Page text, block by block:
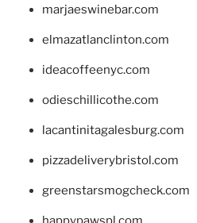
marjaeswinebar.com
elmazatlanclinton.com
ideacoffeenyc.com
odieschillicothe.com
lacantinitagalesburg.com
pizzadeliverybristol.com
greenstarsmogcheck.com